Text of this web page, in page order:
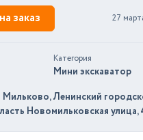
заказ 27
Категория
Мини экскаватор
Мильково, Ленинский
Новомильковская улица,